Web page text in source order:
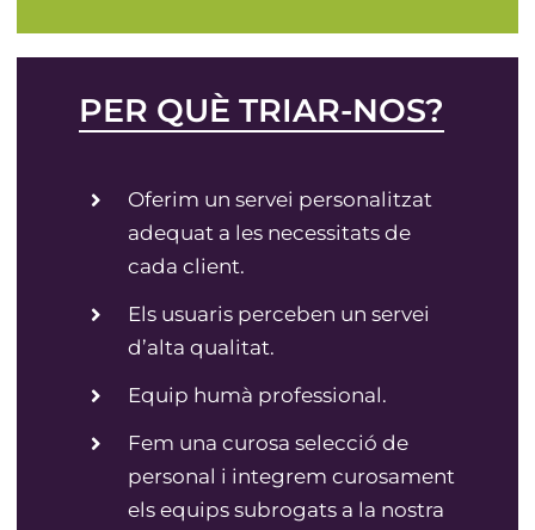
PER QUÈ TRIAR-NOS?
Oferim un servei personalitzat
adequat a les necessitats de
cada client.
Els usuaris perceben un servei
d’alta qualitat.
Equip humà professional.
Fem una curosa selecció de
personal i integrem curosament
els equips subrogats a la nostra